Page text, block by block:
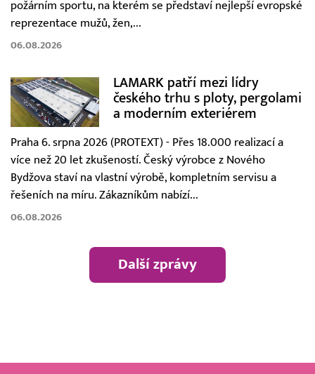
požárním sportu, na kterém se představí nejlepší evropské
reprezentace mužů, žen,...
06.08.2026
LAMARK patří mezi lídry
českého trhu s ploty, pergolami
a moderním exteriérem
Praha 6. srpna 2026 (PROTEXT) - Přes 18.000 realizací a
více než 20 let zkušeností. Český výrobce z Nového
Bydžova staví na vlastní výrobě, kompletním servisu a
řešeních na míru. Zákazníkům nabízí...
06.08.2026
Další zprávy